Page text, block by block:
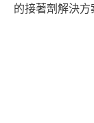
的接著劑解決方